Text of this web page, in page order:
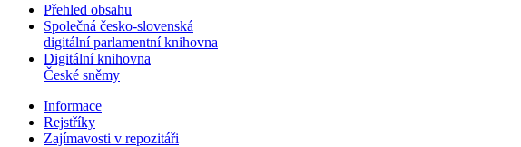
Přehled obsahu
Společná česko-slovenská
digitální parlamentní knihovna
Digitální knihovna
České sněmy
Informace
Rejstříky
Zajímavosti v repozitáři